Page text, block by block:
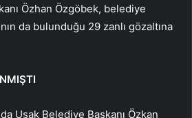
Özhan Özgöbek, belediye
da bulunduğu 29 zanlı gözaltına
Uşak Belediye Başkanı Özkan